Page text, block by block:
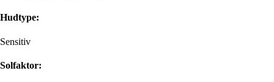
Hudtype:
Sensitiv
Solfaktor: